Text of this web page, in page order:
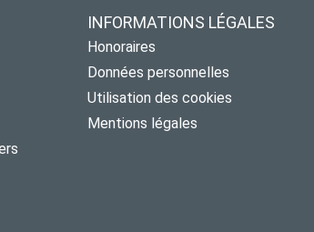
INFORMATIONS LÉGALES
Honoraires
Données personnelles
Utilisation des cookies
Mentions légales